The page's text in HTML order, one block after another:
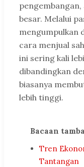
besar. Melalui
mengumpulkan
cara menjual
ini sering kali
dibandingkan
biasanya
lebih tinggi.
Bacaan
Tren
Tantangan